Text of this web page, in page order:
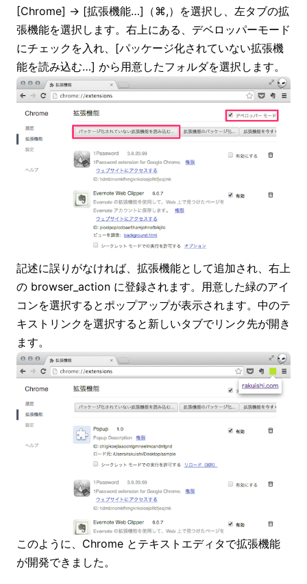
[Chrome] → [拡張機能…]（⌘,）を選択し、左タブの拡
張機能を選択します。右上にある、デベロッパーモード
にチェックを入れ、[パッケージ化されていない拡張機
能を読み込む…] から用意したフォルダを選択します。
記述に誤りがなければ、拡張機能として追加され、右上
の browser_action に登録されます。用意した緑のアイ
コンを選択するとポップアップが表示されます。中のテ
キストリンクを選択すると新しいタブでリンク先が開き
ます。
このように、Chrome とテキストエディタで拡張機能
が開発できました。